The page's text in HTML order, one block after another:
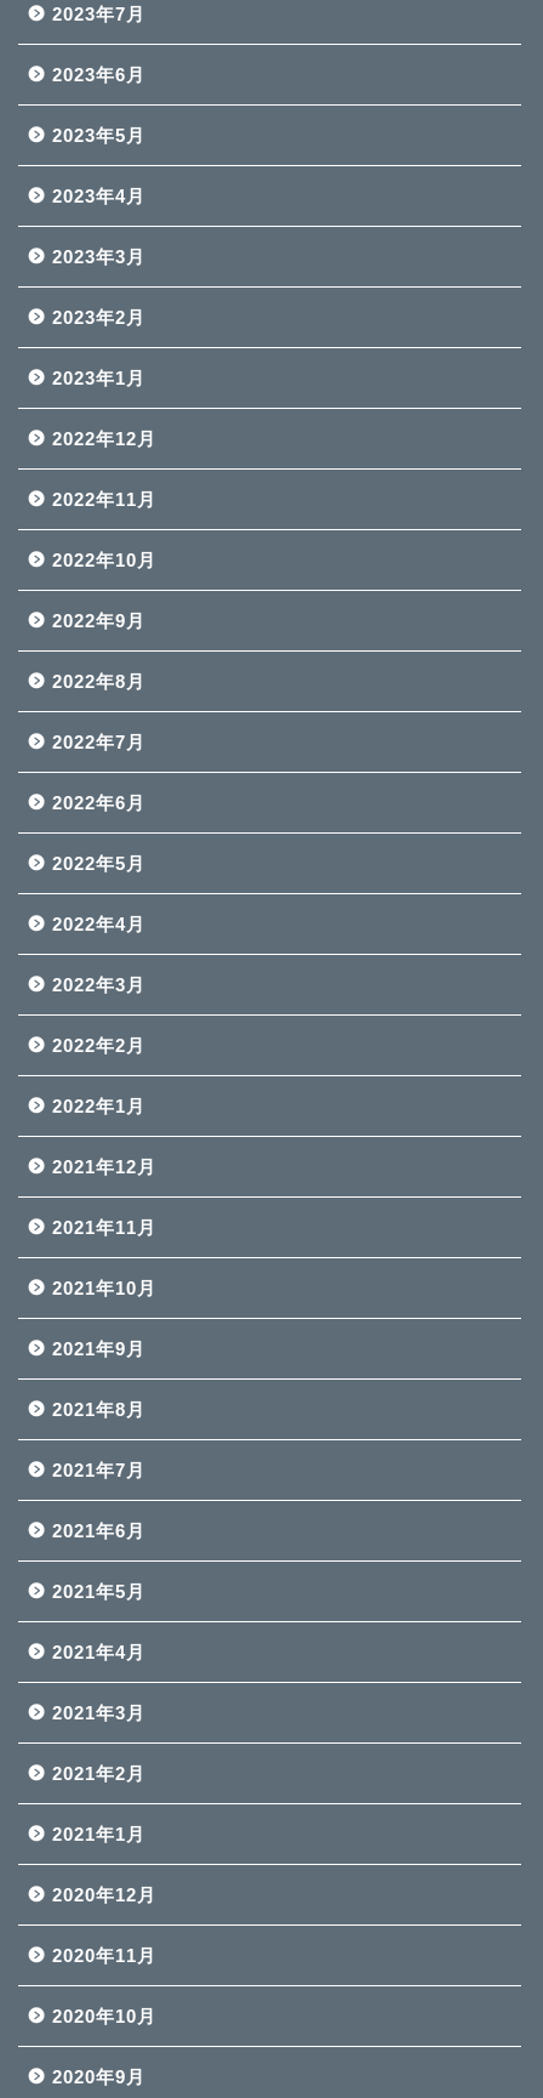
2023年7月
2023年6月
2023年5月
2023年4月
2023年3月
2023年2月
2023年1月
2022年12月
2022年11月
2022年10月
2022年9月
2022年8月
2022年7月
2022年6月
2022年5月
2022年4月
2022年3月
2022年2月
2022年1月
2021年12月
2021年11月
2021年10月
2021年9月
2021年8月
2021年7月
2021年6月
2021年5月
2021年4月
2021年3月
2021年2月
2021年1月
2020年12月
2020年11月
2020年10月
2020年9月